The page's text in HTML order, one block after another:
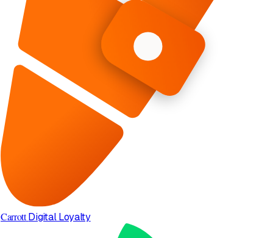
Carrott Digital Loyalty